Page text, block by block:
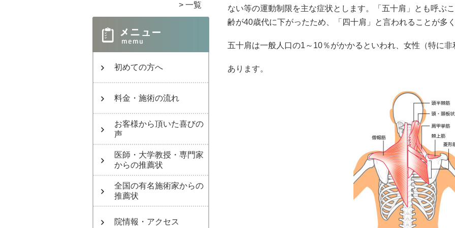
一覧
初めての方へ
料金・施術の流れ
お客様から頂いた喜びの
声
医師・大学教授・専門家
からの推薦状
全国の有名施術家からの
推薦状
院情報・アクセス
ない等の運動制限を主な症状とします。「五十肩」とも呼ぶ
齢が40歳代に下がったため、「四十肩」と言われることが多
五十肩は一般人口の1～10％がかかるといわれ、女性（特に
あります。